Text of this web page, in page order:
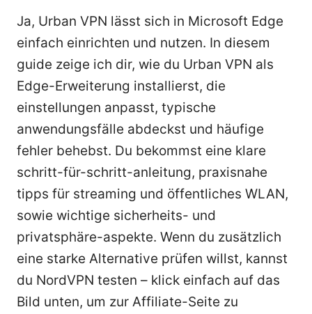
Ja, Urban VPN lässt sich in Microsoft Edge
einfach einrichten und nutzen. In diesem
guide zeige ich dir, wie du Urban VPN als
Edge-Erweiterung installierst, die
einstellungen anpasst, typische
anwendungsfälle abdeckst und häufige
fehler behebst. Du bekommst eine klare
schritt-für-schritt-anleitung, praxisnahe
tipps für streaming und öffentliches WLAN,
sowie wichtige sicherheits- und
privatsphäre-aspekte. Wenn du zusätzlich
eine starke Alternative prüfen willst, kannst
du NordVPN testen – klick einfach auf das
Bild unten, um zur Affiliate-Seite zu